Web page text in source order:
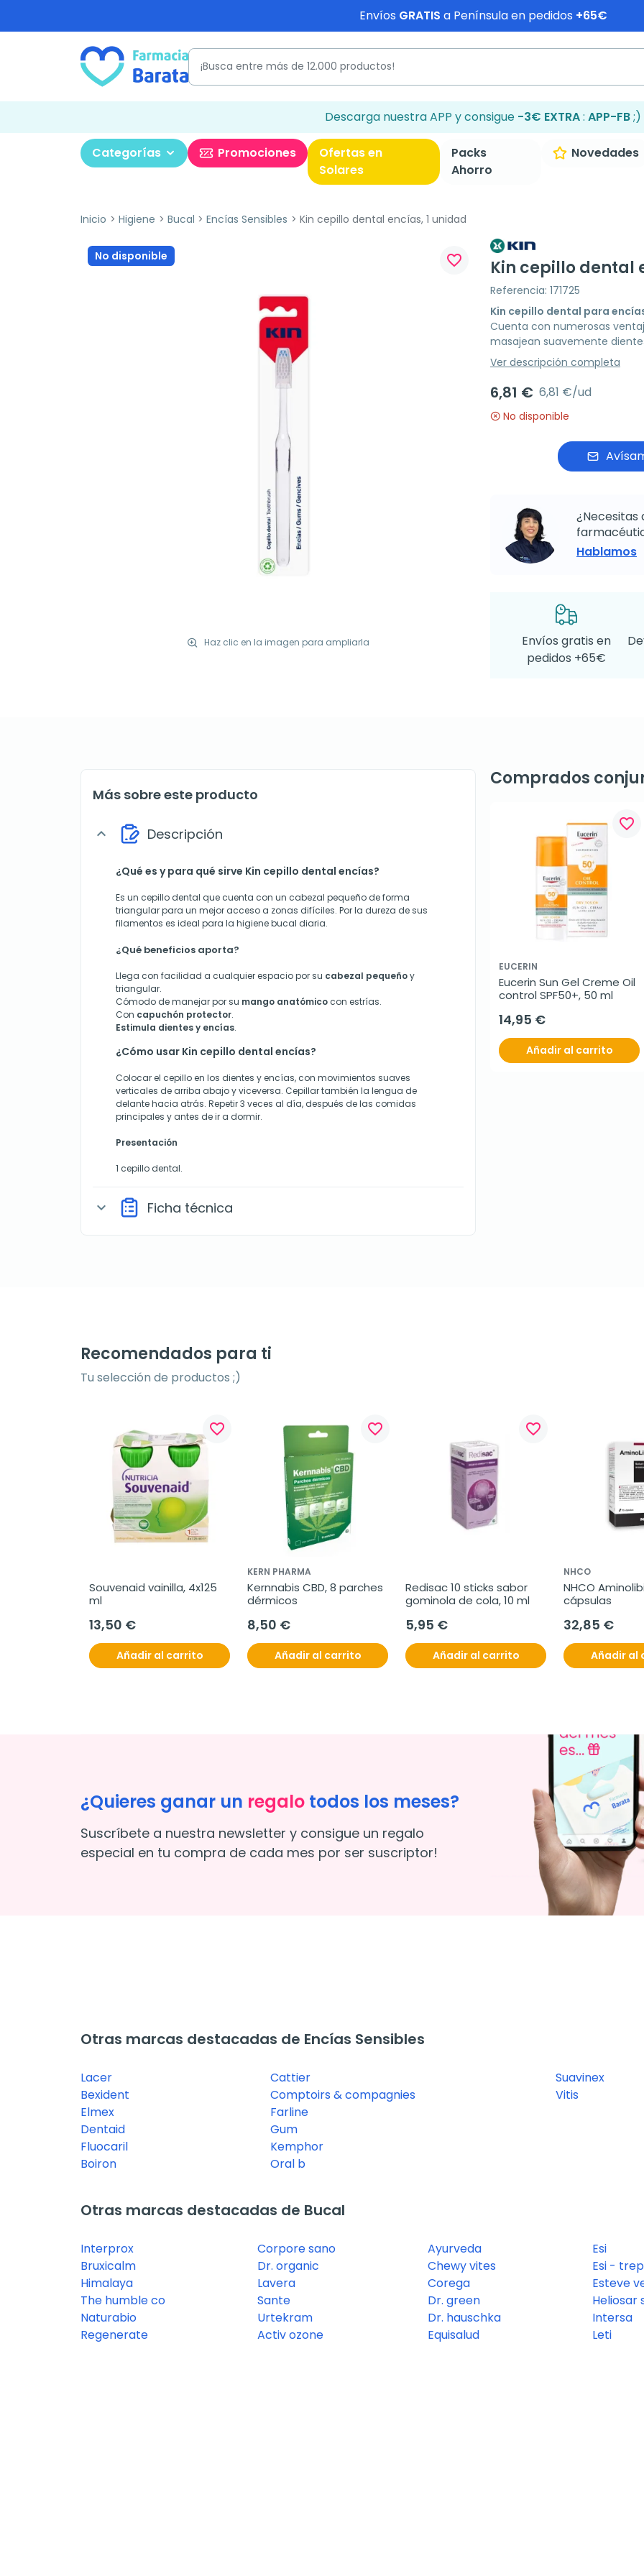
Envíos GRATIS a Península en pedidos +65€
Descarga nuestra APP y consigue -3€ EXTRA: APP-FB;)
Categorías Promociones
Ofertas en
Solares
Packs
Ahorro
Novedades
Inicio Higiene Bucal Encías Sensibles Kin cepillo dental encías, 1 unidad
No disponible
Haz clic en la imagen para ampliarla
favorite_border Kin cepillo dental
Referencia: 171725
Kin cepillo dental para
Cuenta con numerosas
masajean suavemente
Ver descripción completa
6,81 € 6,81 €/ud
No disponible
¿Necesitas
Hablamos
Envíos gratis en
pedidos +65€
Más sobre este producto
expand_more Descripción
¿Qué es y para qué sirve Kin cepillo dental encías?
Es un cepillo dental que cuenta con un cabezal pequeño de forma
triangular para un mejor acceso a zonas difíciles. Por la dureza de sus
filamentos es ideal para la higiene bucal diaria.
¿Qué beneficios aporta?
Llega con facilidad a cualquier espacio por su cabezal pequeñoy
triangular.
Cómodo de manejar por su mango anatómico con estrías.
Con capuchón protector.
Estimula dientes y encías.
¿Cómo usar Kin cepillo dental encías?
Colocar el cepillo en los dientes y encías, con movimientos suaves
verticales de arriba abajo y viceversa. Cepillar también la lengua de
delante hacia atrás. Repetir 3 veces al día, después de las comidas
principales y antes de ir a dormir.
Presentación
1 cepillo dental.
expand_more Ficha técnica
Comprados
favorite_border
EUCERIN
Eucerin Sun Gel Creme Oil
control SPF50+, 50 ml
14,95 €
Añadir al carrito
Recomendados para ti
Tu selección de productos ;)
favorite_border
Souvenaid vainilla, 4x125
ml
13,50 €
Añadir al carrito
favorite_border
KERN PHARMA
Kernnabis CBD, 8 parches
dérmicos
8,50 €
Añadir al carrito
favorite_border
Redisac 10 sticks sabor
gominola de cola, 10 ml
5,95 €
Añadir al carrito
NHCO
NHCO
cápsulas
32,85 €
Añadir al
¿Quieres ganar un regalo todos los meses?
Suscríbete a nuestra newsletter y consigue un regalo
especial en tu compra de cada mes por ser suscriptor!
Otras marcas destacadas de Encías Sensibles
Lacer
Bexident
Elmex
Dentaid
Fluocaril
Boiron
Cattier
Comptoirs & compagnies
Farline
Gum
Kemphor
Oral b
Suavinex
Vitis
Otras marcas destacadas de Bucal
Interprox
Bruxicalm
Himalaya
The humble co
Naturabio
Regenerate
Corpore sano
Dr. organic
Lavera
Sante
Urtekram
Activ ozone
Ayurveda
Chewy vites
Corega
Dr. green
Dr. hauschka
Equisalud
Esi
Esi -
Esteve
Heliosar
Intersa
Leti